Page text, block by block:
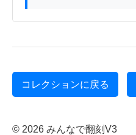
コレクションに戻る
© 2026 みんなで翻刻V3